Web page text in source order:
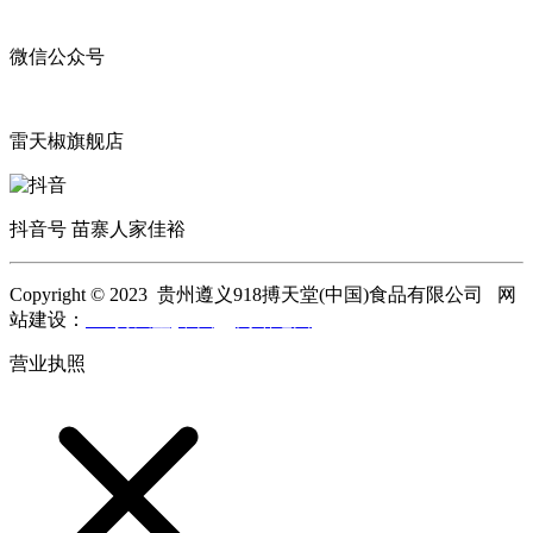
微信公众号
雷天椒旗舰店
抖音号 苗寨人家佳裕
Copyright © 2023 贵州遵义918搏天堂(中国)食品有限公司 网
站建设：
营业执照